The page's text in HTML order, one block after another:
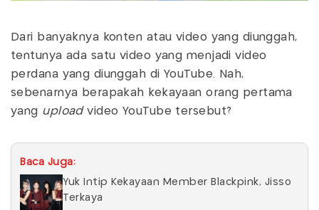
Dari banyaknya konten atau video yang diunggah,
tentunya ada satu video yang menjadi video
perdana yang diunggah di YouTube. Nah,
sebenarnya berapakah kekayaan orang pertama
yang uploadvideo YouTube tersebut?
Baca Juga:
Yuk Intip Kekayaan Member Blackpink, Jisso
Terkaya